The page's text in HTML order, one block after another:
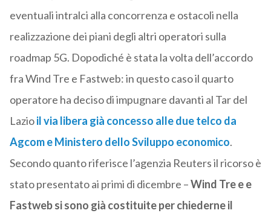
eventuali intralci alla concorrenza e ostacoli nella
realizzazione dei piani degli altri operatori sulla
roadmap 5G. Dopodiché è stata la volta dell’accordo
fra Wind Tre e Fastweb: in questo caso il quarto
operatore ha deciso di impugnare davanti al Tar del
Lazioil via libera già concesso alle due telco da
Agcom e Ministero dello Sviluppo economico.
Secondo quanto riferisce l’agenzia Reuters il ricorso è
stato presentato ai primi di dicembre –Wind Tre e e
Fastweb si sono già costituite per chiederne il